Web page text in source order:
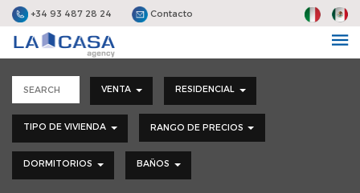
+34 93 487 28 24 Contacto
VENTA RESIDENCIAL
TIPO DE VIVIENDA RANGO DE PRECIOS
DORMITORIOS BAÑOS